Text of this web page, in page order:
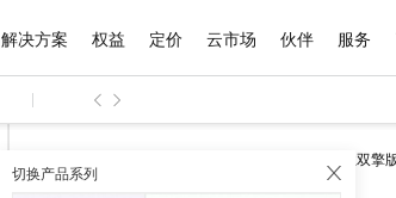
解决方案 权益 定价 云市场 伙伴 服务
切换产品系列
基础版、企业双擎
ModifyHostShareKey - 修改主机共享密钥
精选产品
大模型服务平台百炼 域名与网站
精选解决方案
千问办公，解锁你的工作新方式 睿译宝，
普惠上云
普惠上云 官方力荐
AI 特惠
智启 AI 普
产品定价
了解云产品的定价详情
价格计
自助选配
精选商城
网站建设
数据与
数据集
成为销售伙伴
分销伙伴
成为产
产品生态
售前咨询
在线服务
企业增
企业支持计
为什么选择阿里云
什么是云计算
最佳实践
云上春晚